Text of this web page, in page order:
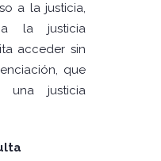
a la justicia,
la justicia
acceder sin
que
una justicia